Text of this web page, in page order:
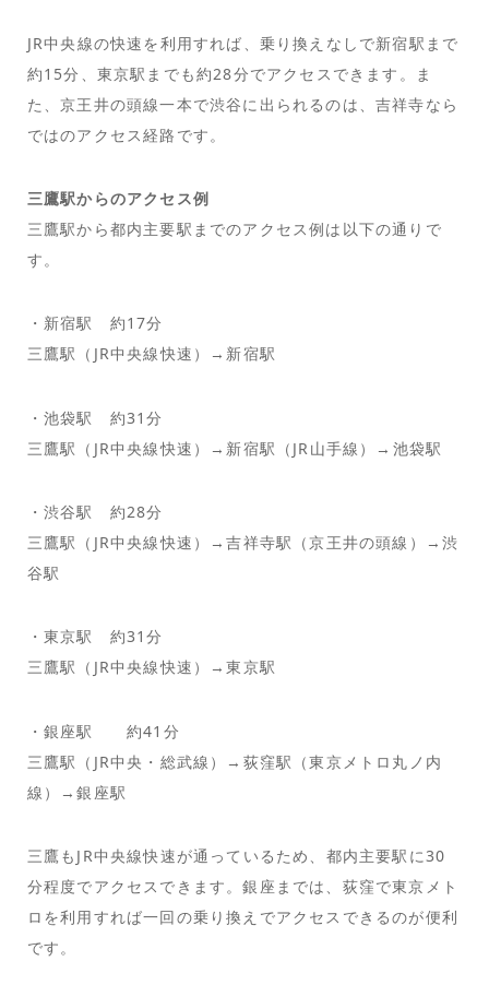
JR中央線の快速を利用すれば、乗り換えなしで新宿駅まで
約15分、東京駅までも約28分でアクセスできます。ま
た、京王井の頭線一本で渋谷に出られるのは、吉祥寺なら
ではのアクセス経路です。
三鷹駅からのアクセス例
三鷹駅から都内主要駅までのアクセス例は以下の通りで
す。
・新宿駅 約17分
三鷹駅（JR中央線快速）→新宿駅
・池袋駅 約31分
三鷹駅（JR中央線快速）→新宿駅（JR山手線）→池袋駅
・渋谷駅 約28分
三鷹駅（JR中央線快速）→吉祥寺駅（京王井の頭線）→渋
谷駅
・東京駅 約31分
三鷹駅（JR中央線快速）→東京駅
・銀座駅 約41分
三鷹駅（JR中央・総武線）→荻窪駅（東京メトロ丸ノ内
線）→銀座駅
三鷹もJR中央線快速が通っているため、都内主要駅に30
分程度でアクセスできます。銀座までは、荻窪で東京メト
ロを利用すれば一回の乗り換えでアクセスできるのが便利
です。